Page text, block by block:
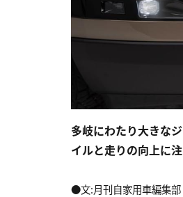
多岐にわたり大きな
イルと走りの向上に
●文:月刊自家用車編集部